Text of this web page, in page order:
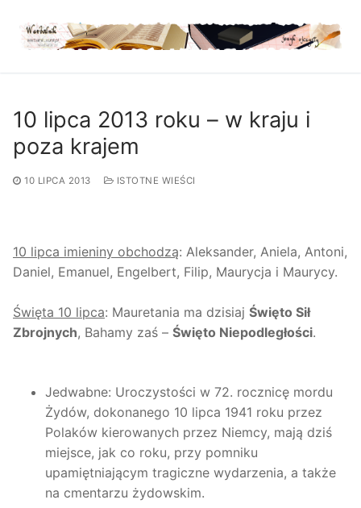
treści
10 lipca 2013 roku – w kraju i
poza krajem
10 LIPCA 2013 ISTOTNE WIEŚCI
10 lipca imieniny obchodzą: Aleksander, Aniela, Antoni,
Daniel, Emanuel, Engelbert, Filip, Maurycja i Maurycy.
Święta 10 lipca: Mauretania ma dzisiaj Święto Sił
Zbrojnych, Bahamy zaś – Święto Niepodległości.
Jedwabne: Uroczystości w 72. rocznicę mordu
Żydów, dokonanego 10 lipca 1941 roku przez
Polaków kierowanych przez Niemcy, mają dziś
miejsce, jak co roku, przy pomniku
upamiętniającym tragiczne wydarzenia, a także
na cmentarzu żydowskim.